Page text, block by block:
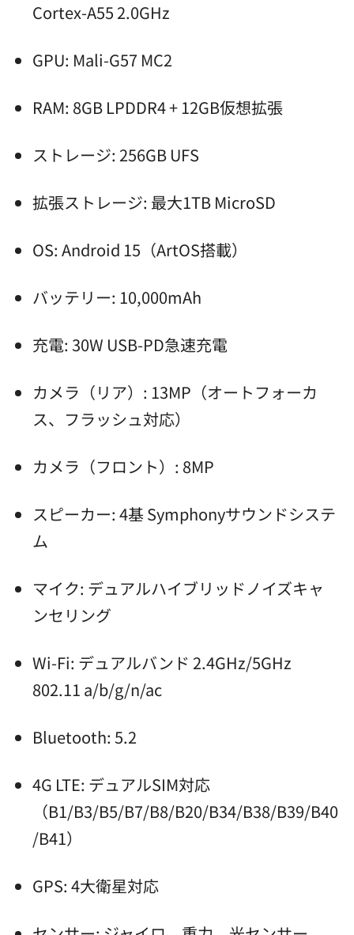
Cortex-A55 2.0GHz
GPU: Mali-G57 MC2
RAM: 8GB LPDDR4 + 12GB仮想拡張
ストレージ: 256GB UFS
拡張ストレージ: 最大1TB MicroSD
OS: Android 15（ArtOS搭載）
バッテリー: 10,000mAh
充電: 30W USB-PD急速充電
カメラ（リア）: 13MP（オートフォーカ
ス、フラッシュ対応）
カメラ（フロント）: 8MP
スピーカー: 4基 Symphonyサウンドシステ
ム
マイク: デュアルハイブリッドノイズキャ
ンセリング
Wi-Fi: デュアルバンド 2.4GHz/5GHz
802.11 a/b/g/n/ac
Bluetooth: 5.2
4G LTE: デュアルSIM対応
（B1/B3/B5/B7/B8/B20/B34/B38/B39/B40
/B41）
GPS: 4大衛星対応